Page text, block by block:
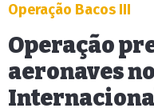
Operação Bacos III
Operação
aeronaves